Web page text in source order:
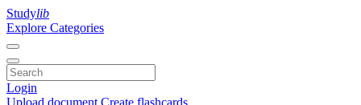
Studylib
Explore Categories
Login
Upload document Create flashcards